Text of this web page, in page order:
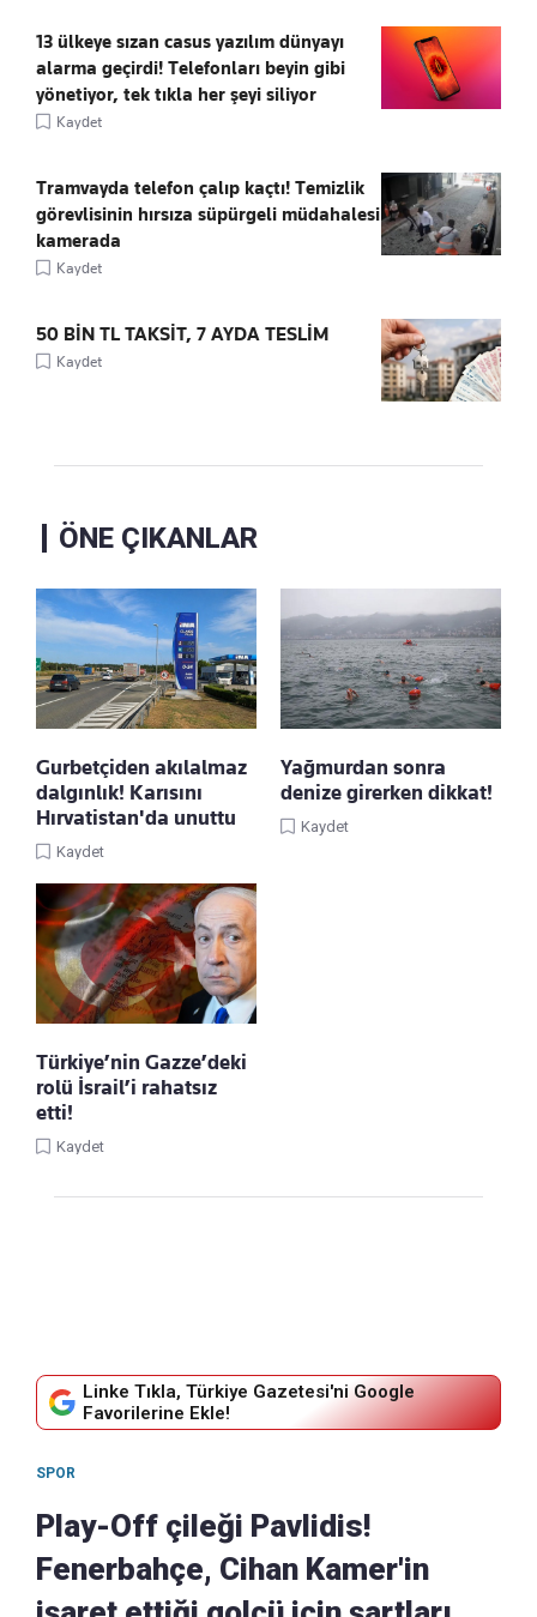
13 ülkeye sızan casus yazılım dünyayı
alarma geçirdi! Telefonları beyin gibi
yönetiyor, tek tıkla her şeyi siliyor
Kaydet
Tramvayda telefon çalıp kaçtı! Temizlik
görevlisinin hırsıza süpürgeli müdahalesi
kamerada
Kaydet
50 BİN TL TAKSİT, 7 AYDA TESLİM
Kaydet
ÖNE ÇIKANLAR
Gurbetçiden akılalmaz
dalgınlık! Karısını
Hırvatistan'da unuttu
Kaydet
Yağmurdan sonra
denize girerken dikkat!
Kaydet
Türkiye’nin Gazze’deki
rolü İsrail’i rahatsız
etti!
Kaydet
Linke Tıkla, Türkiye Gazetesi'ni Google
Favorilerine Ekle!
SPOR
Play-Off çileği Pavlidis!
Fenerbahçe, Cihan Kamer'in